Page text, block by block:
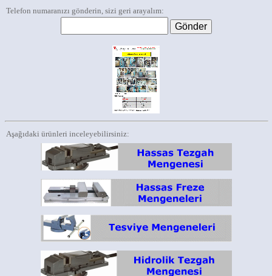
Telefon numaranızı gönderin, sizi geri arayalım:
Aşağıdaki ürünleri inceleyebilirsiniz: